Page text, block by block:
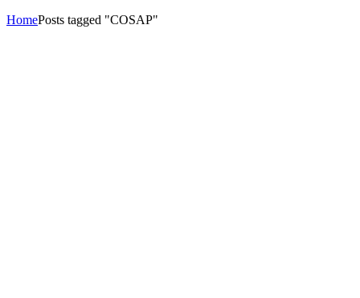
HomePosts tagged "COSAP"